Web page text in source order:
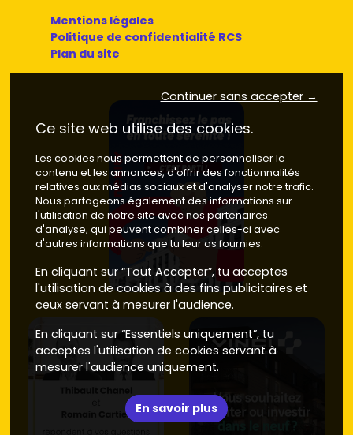
Mentions légales
Politique de confidentialité RCS
Plan du site
Continuer sans accepter →
Ce site web utilise des cookies.
Les cookies nous permettent de personnaliser le
contenu et les annonces, d'offrir des fonctionnalités
relatives aux médias sociaux et d'analyser notre trafic.
Nous partageons également des informations sur
l'utilisation de notre site avec nos partenaires
d'analyse, qui peuvent combiner celles-ci avec
d'autres informations que tu leur as fournies.
En cliquant sur “Tout Accepter”, tu acceptes
l'utilisation de cookies à des fins publicitaires et
ceux servant à mesurer l'audience.
En cliquant sur “Essentiels uniquement”, tu
acceptes l'utilisation de cookies servant à
mesurer l'audience uniquement.
En savoir plus